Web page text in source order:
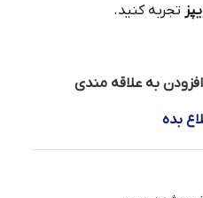
تجربه کنید.
افزودن به علاقه مندی
بده